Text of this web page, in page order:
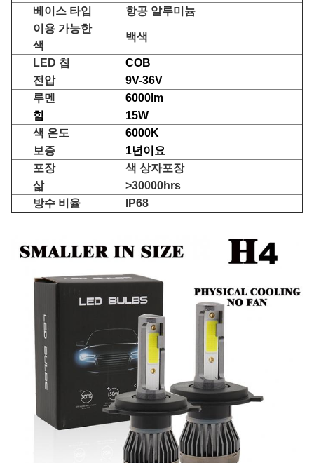
베이스 타입
항공 알루미늄
이용 가능한
색
백색
LED 칩
COB
전압
9V-36V
루멘
6000lm
힘
15W
색 온도
6000K
보증
1년이요
포장
색 상자포장
삶
>30000hrs
방수 비율
IP68